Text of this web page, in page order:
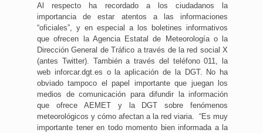
Al respecto ha recordado a los ciudadanos la
importancia de estar atentos a las informaciones
“oficiales”, y en especial a los boletines informativos
que ofrecen la Agencia Estatal de Meteorología o la
Dirección General de Tráfico a través de la red social X
(antes Twitter). También a través del teléfono 011, la
web inforcar.dgt.es o la aplicación de la DGT. No ha
obviado tampoco el papel importante que juegan los
medios de comunicación para difundir la información
que ofrece AEMET y la DGT sobre fenómenos
meteorológicos y cómo afectan a la red viaria. “Es muy
importante tener en todo momento bien informada a la